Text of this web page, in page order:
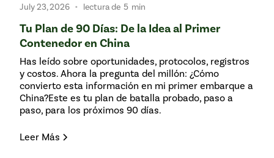
July 23, 2026 • lectura de 5 min
Tu Plan de 90 Días: De la Idea al Primer
Contenedor en China
Has leído sobre oportunidades, protocolos, registros
y costos. Ahora la pregunta del millón: ¿Cómo
convierto esta información en mi primer embarque a
China?Este es tu plan de batalla probado, paso a
paso, para los próximos 90 días.
Leer Más